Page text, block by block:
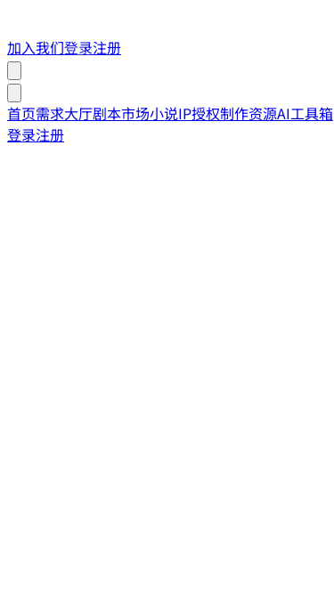
加入我们登录注册
首页需求大厅剧本市场小说IP授权制作资源AI工具箱
登录注册